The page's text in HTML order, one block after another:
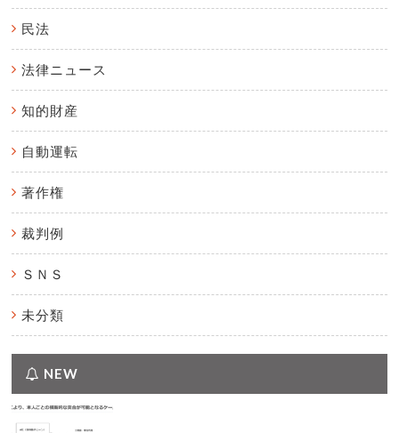
民法
法律ニュース
知的財産
自動運転
著作権
裁判例
ＳＮＳ
未分類
NEW